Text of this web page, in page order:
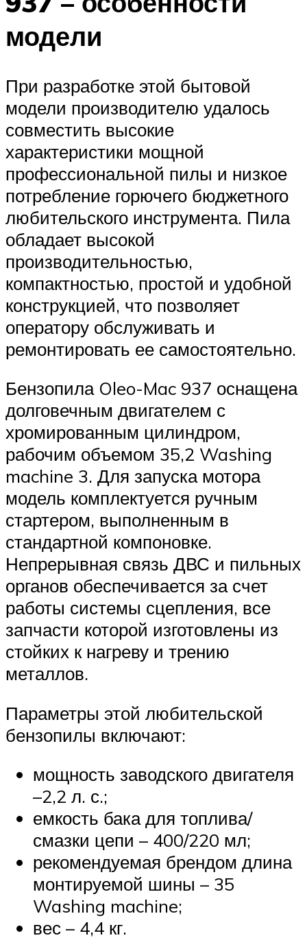
модели
При разработке этой бытовой
модели производителю удалось
совместить высокие
характеристики мощной
профессиональной пилы и низкое
потребление горючего бюджетного
любительского инструмента. Пила
обладает высокой
производительностью,
компактностью, простой и удобной
конструкцией, что позволяет
оператору обслуживать и
ремонтировать ее самостоятельно.
Бензопила Oleo-Mac 937 оснащена
долговечным двигателем с
хромированным цилиндром,
рабочим объемом 35,2 Washing
machine 3. Для запуска мотора
модель комплектуется ручным
стартером, выполненным в
стандартной компоновке.
Непрерывная связь ДВС и пильных
органов обеспечивается за счет
работы системы сцепления, все
запчасти которой изготовлены из
стойких к нагреву и трению
металлов.
Параметры этой любительской
бензопилы включают:
мощность заводского двигателя
–2,2 л. с.;
емкость бака для топлива/
смазки цепи – 400/220 мл;
рекомендуемая брендом длина
монтируемой шины – 35
Washing machine;
вес – 4,4 кг.